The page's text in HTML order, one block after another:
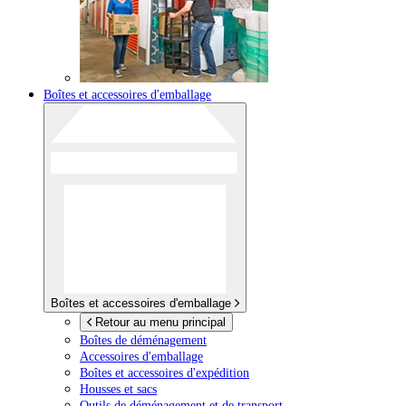
Boîtes et accessoires d'emballage
Boîtes et accessoires d'emballage
Retour au menu principal
Boîtes de déménagement
Accessoires d'emballage
Boîtes et accessoires d'expédition
Housses et sacs